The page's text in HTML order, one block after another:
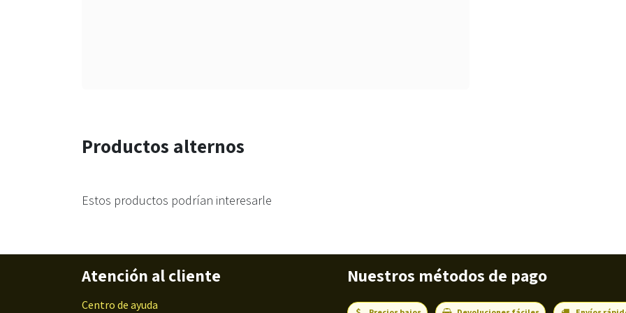
Productos alternos
Estos productos podrían interesarle
Atención al cliente
Centro de ayuda
Nuestros métodos de pago